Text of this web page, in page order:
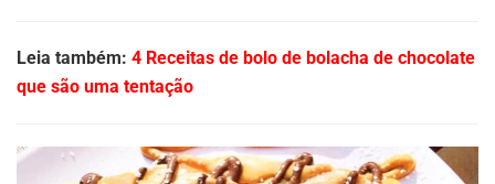
Leia também: 4 Receitas de bolo de bolacha de chocolate
que são uma tentação